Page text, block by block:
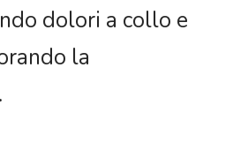
dolori a collo e
la